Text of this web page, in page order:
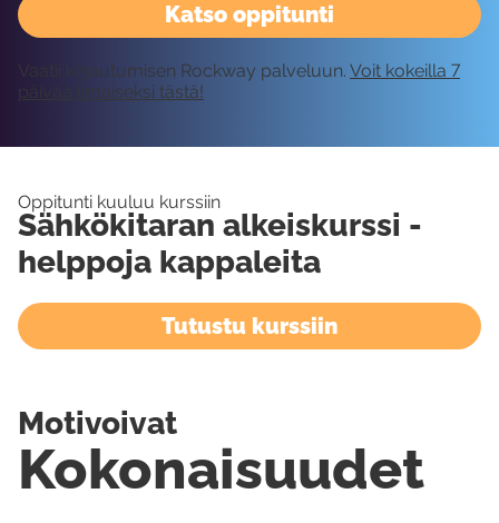
Katso oppitunti
Vaatii kirjautumisen Rockway palveluun. Voit kokeilla 7
päivää ilmaiseksi tästä!
Oppitunti kuuluu kurssiin
Sähkökitaran alkeiskurssi -
helppoja kappaleita
Tutustu kurssiin
Kokonaisuudet
Motivoivat